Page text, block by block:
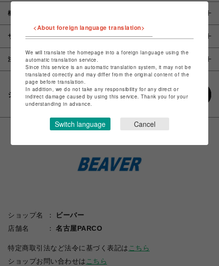
概要
サイズ
注意事項
シェアする
ショップ名
ビーバー
店舗名
名古屋PARCO
特定商取引法など法令に基づく表記は こちら
ショップお問い合わせは こちら
<About foreign language translation>
We will translate the homepage into a foreign language using the
automatic translation service.
Since this service is an automatic translation system, it may not be
translated correctly and may differ from the original content of the
page before translation.
In addition, we do not take any responsibility for any direct or
indirect damage caused by using this service. Thank you for your
understanding in advance.
Switch language Cancel